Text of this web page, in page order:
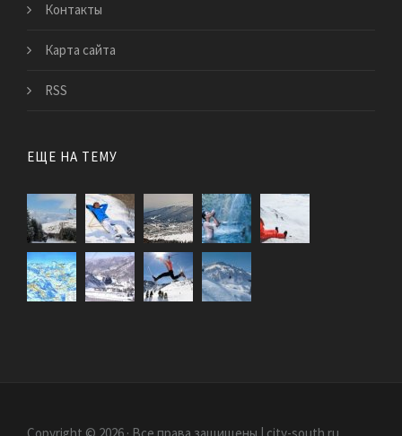
Контакты
Карта сайта
RSS
ЕЩЕ НА ТЕМУ